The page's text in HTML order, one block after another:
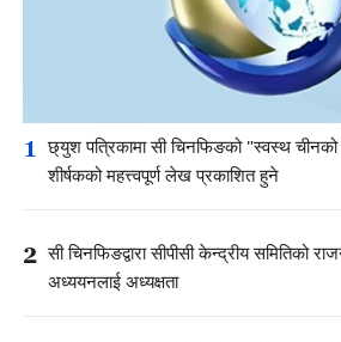
1 छ्युश पत्रिकामा सी चिनफिङको "स्वस्थ चीनको
शीर्षकको महत्त्वपूर्ण लेख प्रकाशित हुने
2 सी चिनफिङद्वारा सीपीसी केन्द्रीय समितिको
अध्ययनलाई अध्यक्षता